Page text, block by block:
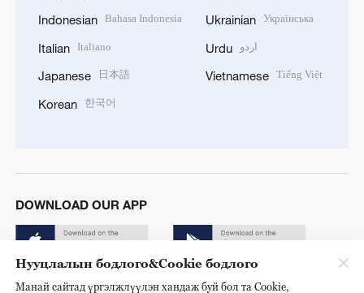
Indonesian Bahasa Indonesia
Italian Italiano
Japanese 日本語
Korean 한국어
Ukrainian Українська
Urdu اردو
Vietnamese Tiếng Việt
DOWNLOAD OUR APP
Нууцлалын бодлого&Cookie бодлого
Манай сайтад үргэлжлүүлэн хандаж буй бол та Cookie,